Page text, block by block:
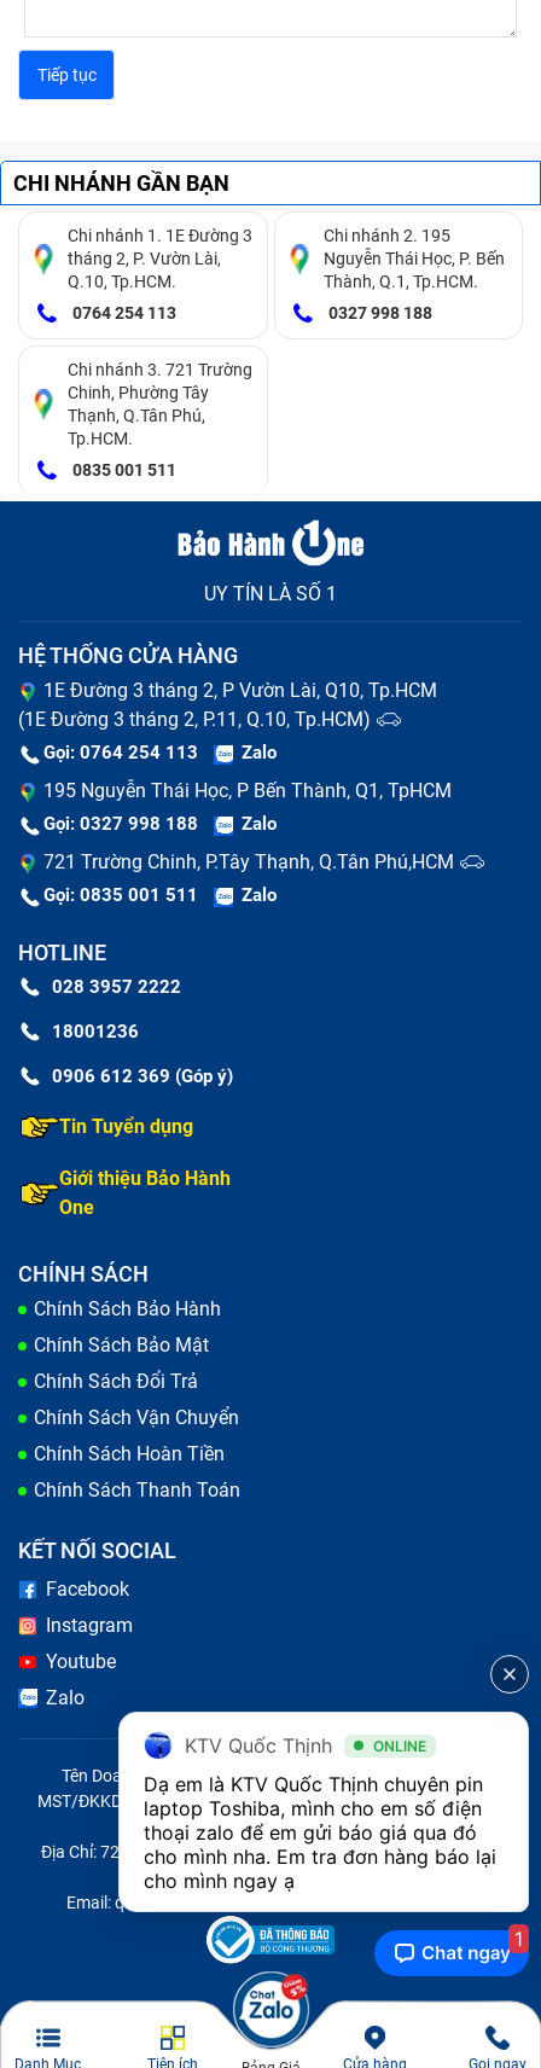
CHI NHÁNH GẦN BẠN
Chi nhánh 1. 1E Đường 3
tháng 2, P. Vườn Lài,
Q.10, Tp.HCM.
0764 254 113
Chi nhánh 2. 195
Nguyễn Thái Học, P. Bến
Thành, Q.1, Tp.HCM.
0327 998 188
Chi nhánh 3. 721 Trường
Chinh, Phường Tây
Thạnh, Q.Tân Phú,
Tp.HCM.
0835 001 511
UY TÍN LÀ SỐ 1
HỆ THỐNG CỬA HÀNG
1E Đường 3 tháng 2, P Vườn Lài, Q10, Tp.HCM
(1E Đường 3 tháng 2, P.11, Q.10, Tp.HCM)
Gọi: 0764 254 113 Zalo
195 Nguyễn Thái Học, P Bến Thành, Q1, TpHCM
Gọi: 0327 998 188 Zalo
721 Trường Chinh, P.Tây Thạnh, Q.Tân Phú,HCM
Gọi: 0835 001 511 Zalo
HOTLINE
028 3957 2222
18001236
0906 612 369 (Góp ý)
Tin Tuyển dụng
Giới thiệu Bảo Hành
One
CHÍNH SÁCH
Chính Sách Bảo Hành
Chính Sách Bảo Mật
Chính Sách Đổi Trả
Chính Sách Vận Chuyển
Chính Sách Hoàn Tiền
Chính Sách Thanh Toán
KẾT NỐI SOCIAL
Facebook
Instagram
Youtube
Zalo
Tên Doanh Nghiệp: CÔNG TY TNHH CITY ONE VIỆT NAM
MST/ĐKKD/QĐTL: 0316569346 do sở KHĐT TP.HCM cấp ngày
14/04/2023
Địa Chỉ: 721 Trường Chinh, Phường Tây Thạnh, Quận Tân Phú,
Thành phố Hồ Chí Minh, Việt Nam
Email: quoc@baohanhone.com | Điện Thoại: 18001236
Danh Mục Tiện ích Cửa hàng Gọi ngay
KTV Quốc Thịnh ONLINE
Dạ em là KTV Quốc Thịnh chuyên pin
laptop Toshiba, mình cho em số điện
thoại zalo để em gửi báo giá qua đó
cho mình nha. Em tra đơn hàng báo lại
cho mình ngay ạ
1